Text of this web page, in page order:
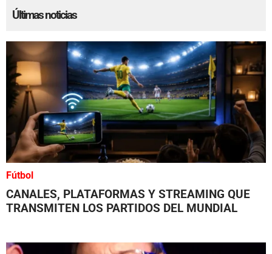
Últimas noticias
Fútbol
CANALES, PLATAFORMAS Y STREAMING QUE
TRANSMITEN LOS PARTIDOS DEL MUNDIAL